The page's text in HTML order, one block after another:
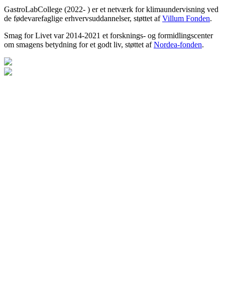
GastroLabCollege (2022- ) er et netværk for klimaundervisning ved
de fødevarefaglige erhvervsuddannelser, støttet afVillum Fonden.
Smag for Livet var 2014-2021 et forsknings- og formidlingscenter
om smagens betydning for et godt liv, støttet afNordea-fonden.